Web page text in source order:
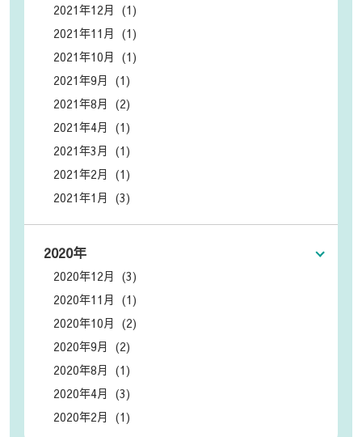
2021年12月 (1)
2021年11月 (1)
2021年10月 (1)
2021年9月 (1)
2021年8月 (2)
2021年4月 (1)
2021年3月 (1)
2021年2月 (1)
2021年1月 (3)
2020年
2020年12月 (3)
2020年11月 (1)
2020年10月 (2)
2020年9月 (2)
2020年8月 (1)
2020年4月 (3)
2020年2月 (1)